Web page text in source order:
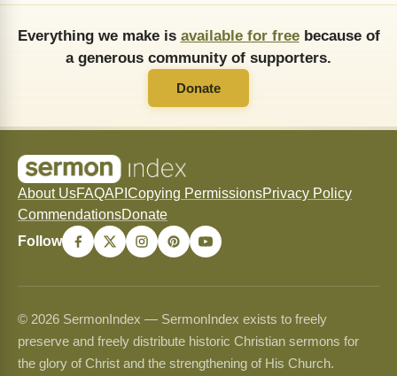
Everything we make is available for freebecause of
a generous community of supporters.
Donate
About UsFAQAPI Copying PermissionsPrivacy Policy
CommendationsDonate
Follow
© 2026 SermonIndex — SermonIndex exists to freely
preserve and freely distribute historic Christian sermons for
the glory of Christ and the strengthening of His Church.